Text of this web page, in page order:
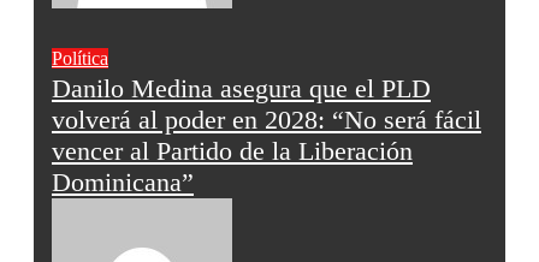
Política
Danilo Medina asegura que el PLD
volverá al poder en 2028: “No será fácil
vencer al Partido de la Liberación
Dominicana”